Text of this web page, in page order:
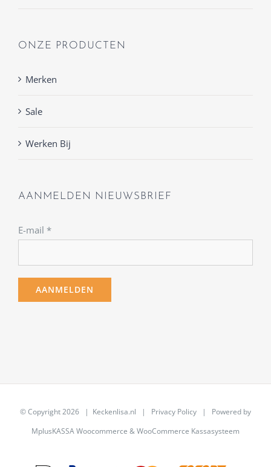
ONZE PRODUCTEN
Merken
Sale
Werken Bij
AANMELDEN NIEUWSBRIEF
E-mail *
© Copyright2026 | Keckenlisa.nl | Privacy Policy | Powered by
MplusKASSA Woocommerce &WooCommerce Kassasysteem